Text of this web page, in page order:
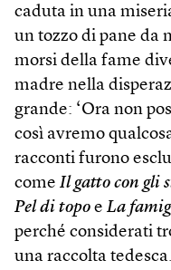
caduta in una
un tozzo di pane da
morsi della fame
madre nella
grande: ‘Ora non
così avremo
racconti furono
come Il gatto con gli
Pel di topo e La
perché considerati
una raccolta tedesca.